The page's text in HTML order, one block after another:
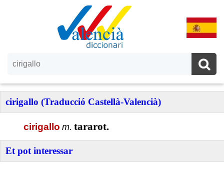
cirigallo (Traducció Castellà-Valencià)
cirigallo m. tararot.
Et pot interessar